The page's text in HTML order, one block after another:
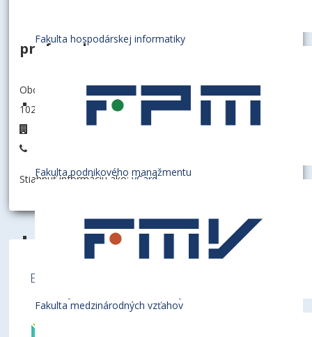
Fakulta hospodárskej informatiky
Fakulta podnikového manažmentu
Fakulta medzinárodných vzťahov
profesorka
Obchodná fakulta
102004 - Katedra cestovného ruchu
Stiahnuť informáciu ako:vCard
Ekonomická univerzita v Bratislave je členom